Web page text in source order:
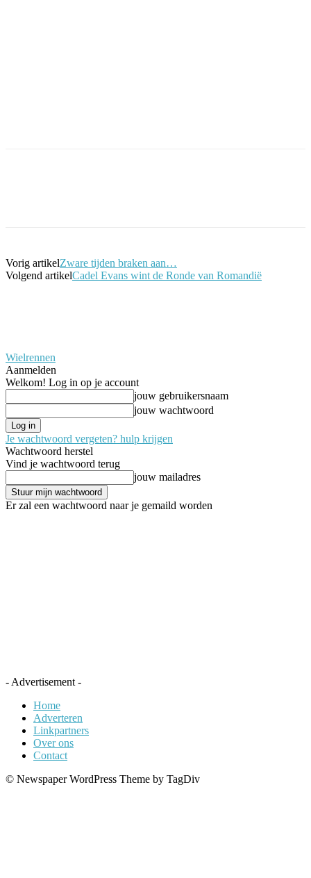
Vorig artikelZware tijden braken aan…
Volgend artikelCadel Evans wint de Ronde van Romandië
Wielrennen
Aanmelden
Welkom! Log in op je account
jouw gebruikersnaam
jouw wachtwoord
Je wachtwoord vergeten? hulp krijgen
Wachtwoord herstel
Vind je wachtwoord terug
jouw mailadres
Er zal een wachtwoord naar je gemaild worden
- Advertisement -
Home
Adverteren
Linkpartners
Over ons
Contact
© Newspaper WordPress Theme by TagDiv